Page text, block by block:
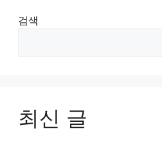
검색
최신 글